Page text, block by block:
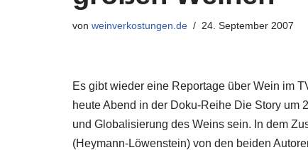
von weinverkostungen.de 24. September 2007
Es gibt wieder eine Reportage über Wein im
heute Abend in der Doku-Reihe Die Story um
und Globalisierung des Weins sein. In dem
(Heymann-Löwenstein) von den beiden